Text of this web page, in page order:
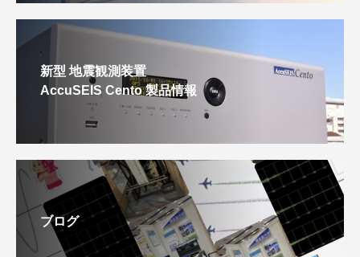
新型 地震観測装置
AccuSEIS Cento 製品情報
ブログ